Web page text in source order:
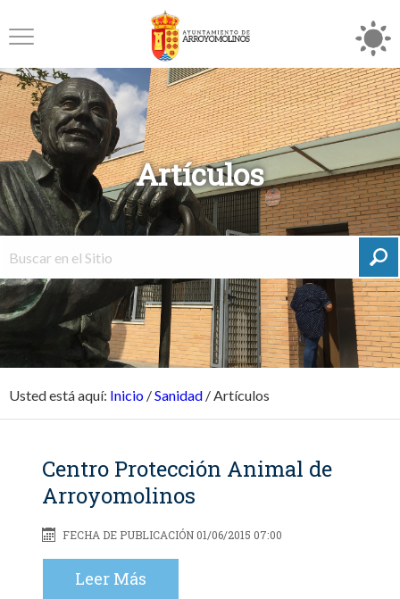
Artículos
Usted está aquí: Inicio /Sanidad /Artículos
Centro Protección Animal de
Arroyomolinos
FECHA DE PUBLICACIÓN 01/06/2015 07:00
Leer Más